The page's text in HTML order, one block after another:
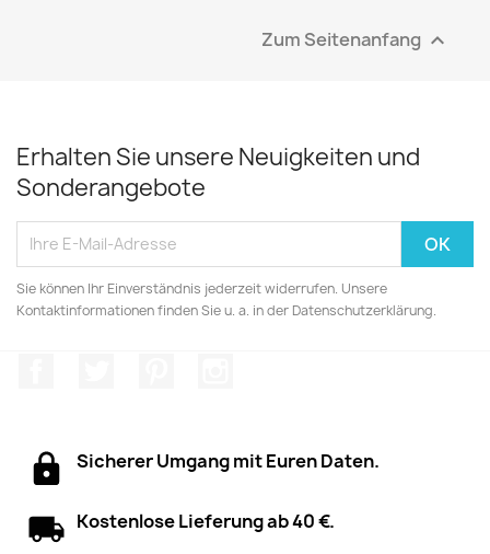
Zum Seitenanfang 
Erhalten Sie unsere Neuigkeiten und
Sonderangebote
Sie können Ihr Einverständnis jederzeit widerrufen. Unsere
Kontaktinformationen finden Sie u. a. in der Datenschutzerklärung.
Sicherer Umgang mit Euren Daten.
Kostenlose Lieferung ab 40 €.